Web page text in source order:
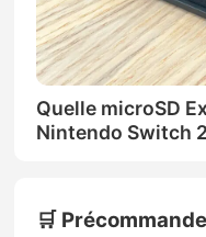
Quelle microSD
Nintendo Switch
🛒